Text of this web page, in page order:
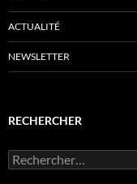
ACTUALITÉ
NEWSLETTER
RECHERCHER
Rechercher :